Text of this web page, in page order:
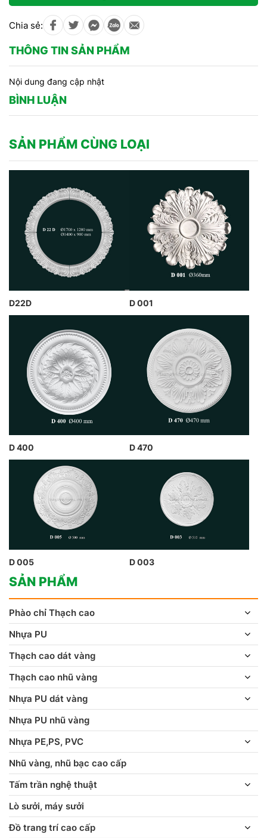
Chia sẻ:
THÔNG TIN SẢN PHẨM
Nội dung đang cập nhật
BÌNH LUẬN
SẢN PHẨM CÙNG LOẠI
D22D D 001
D 400 D 470
D 005 D 003
SẢN PHẨM
Phào chỉ Thạch cao
Nhựa PU
Thạch cao dát vàng
Thạch cao nhũ vàng
Nhựa PU dát vàng
Nhựa PU nhũ vàng
Nhựa PE,PS, PVC
Nhũ vàng, nhũ bạc cao cấp
Tấm trần nghệ thuật
Lò sưởi, máy sưởi
Đồ trang trí cao cấp